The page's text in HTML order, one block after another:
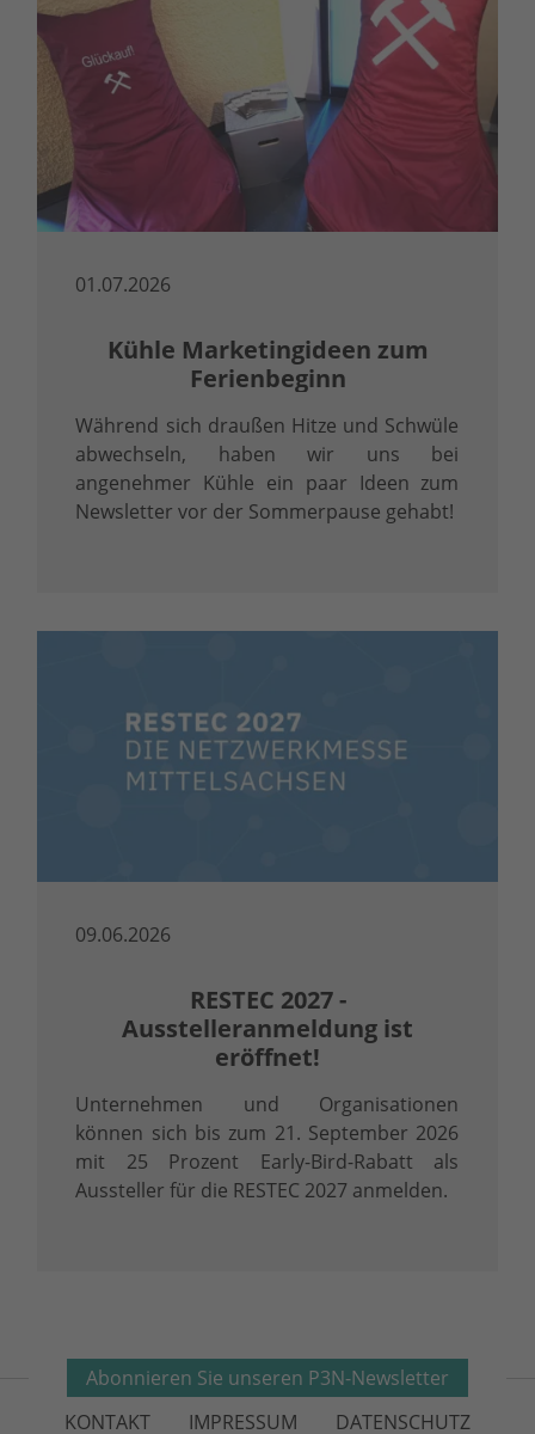
01.07.2026
Kühle Marketingideen zum
Ferienbeginn
Während sich draußen Hitze und Schwüle
abwechseln, haben wir uns bei
angenehmer Kühle ein paar Ideen zum
Newsletter vor der Sommerpause gehabt!
09.06.2026
RESTEC 2027 -
Ausstelleranmeldung ist
eröffnet!
Unternehmen und Organisationen
können sich bis zum 21. September 2026
mit 25 Prozent Early-Bird-Rabatt als
Aussteller für die RESTEC 2027 anmelden.
Abonnieren Sie unseren P3N-Newsletter
KONTAKT
IMPRESSUM DATENSCHUTZ